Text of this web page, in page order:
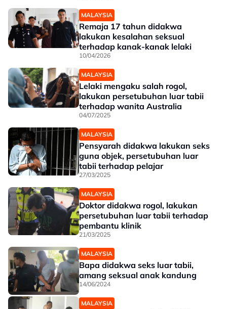
MALAYSIA
Remaja 17 tahun didakwa
lakukan kesalahan seksual
terhadap kanak-kanak lelaki
10/04/2026
MALAYSIA
Lelaki mengaku salah rogol,
lakukan persetubuhan luar tabii
terhadap wanita Australia
04/07/2025
MALAYSIA
Pensyarah didakwa lakukan seks
guna objek, persetubuhan luar
tabii terhadap pelajar
27/03/2025
MALAYSIA
Doktor didakwa rogol, lakukan
persetubuhan luar tabii terhadap
pembantu klinik
21/03/2025
MALAYSIA
Bapa didakwa seks luar tabii,
amang seksual anak kandung
14/06/2024
MALAYSIA